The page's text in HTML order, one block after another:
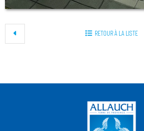
RETOUR À LA LISTE